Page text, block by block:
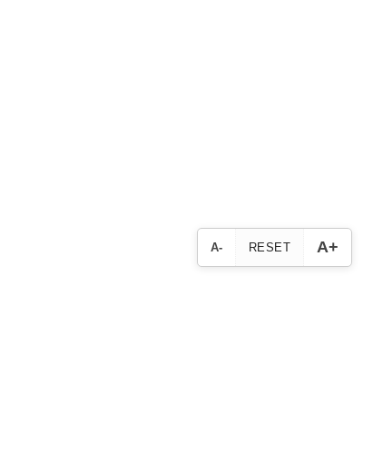
A- RESET A+